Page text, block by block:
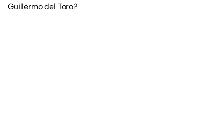
Guillermo del Toro?